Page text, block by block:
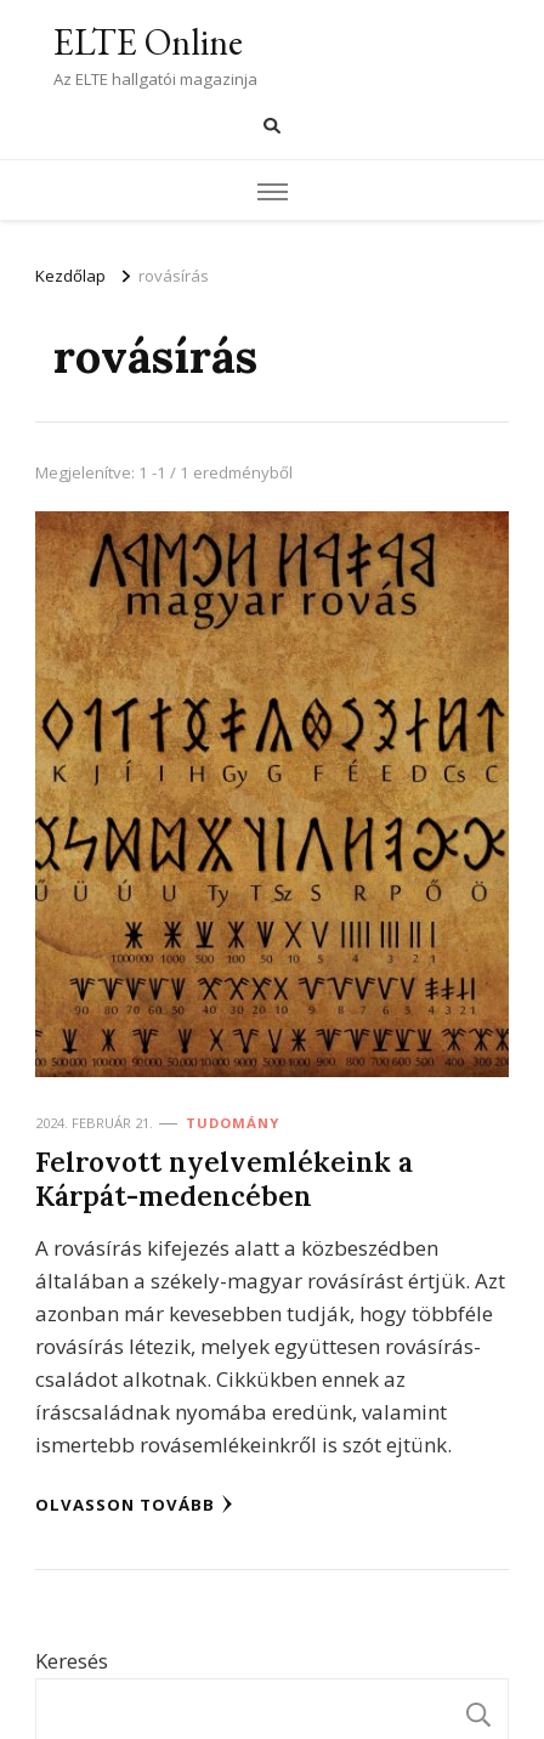
ELTE Online
Az ELTE hallgatói magazinja
Kezdőlap rovásírás
rovásírás
Megjelenítve: 1 -1 / 1 eredményből
2024. FEBRUÁR 21. TUDOMÁNY
Felrovott nyelvemlékeink a
Kárpát-medencében
A rovásírás kifejezés alatt a közbeszédben
általában a székely-magyar rovásírást értjük. Azt
azonban már kevesebben tudják, hogy többféle
rovásírás létezik, melyek együttesen rovásírás-
családot alkotnak. Cikkükben ennek az
íráscsaládnak nyomába eredünk, valamint
ismertebb rovásemlékeinkről is szót ejtünk.
OLVASSON TOVÁBB
Keresés